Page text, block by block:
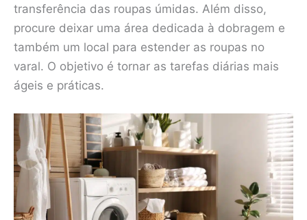
transferência das roupas úmidas. Além disso,
procure deixar uma área dedicada à dobragem e
também um local para estender as roupas no
varal. O objetivo é tornar as tarefas diárias mais
ágeis e práticas.